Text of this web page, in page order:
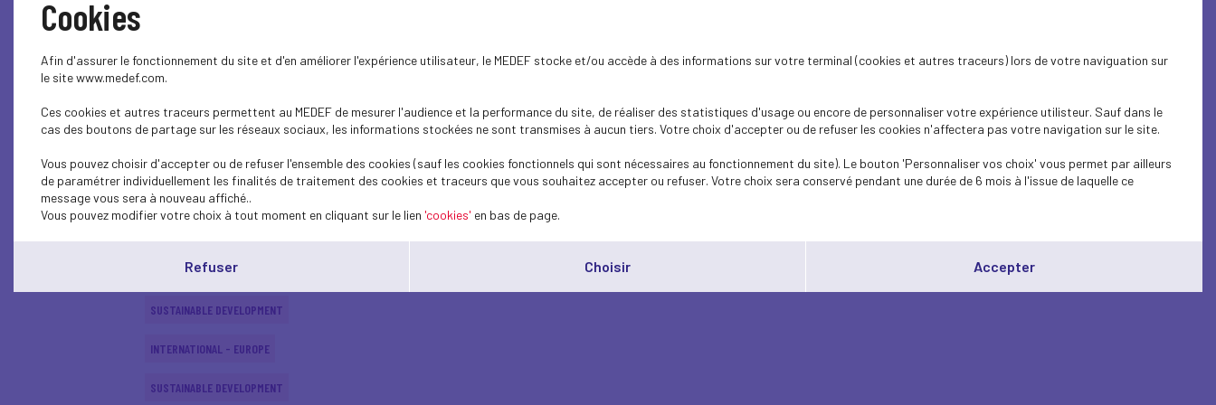
SUSTAINABLE DEVELOPMENT
SUSTAINABLE DEVELOPMENT
SUSTAINABLE DEVELOPMENT
SUSTAINABLE DEVELOPMENT
SUSTAINABLE DEVELOPMENT
INTERNATIONAL - EUROPE
SUSTAINABLE DEVELOPMENT
Cookies
Afin d'assurer le fonctionnement du site et d'en améliorer l'expérience utilisateur, le MEDEF stocke et/ou accède à des informations sur votre terminal (cookies et autres traceurs) lors de votre naviguation sur
le site www.medef.com.
Ces cookies et autres traceurs permettent au MEDEF de mesurer l'audience et la performance du site, de réaliser des statistiques d'usage ou encore de personnaliser votre expérience utilisteur. Sauf dans le
cas des boutons de partage sur les réseaux sociaux, les informations stockées ne sont transmises à aucun tiers. Votre choix d'accepter ou de refuser les cookies n'affectera pas votre navigation sur le site.
Vous pouvez choisir d'accepter ou de refuser l'ensemble des cookies (sauf les cookies fonctionnels qui sont nécessaires au fonctionnement du site). Le bouton 'Personnaliser vos choix' vous permet par ailleurs
de paramétrer individuellement les finalités de traitement des cookies et traceurs que vous souhaitez accepter ou refuser. Votre choix sera conservé pendant une durée de 6 mois à l'issue de laquelle ce
message vous sera à nouveau affiché..
Vous pouvez modifier votre choix à tout moment en cliquant sur le lien 'cookies' en bas de page.
Refuser Choisir Accepter